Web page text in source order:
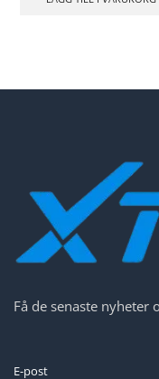
Få de senaste
E-post